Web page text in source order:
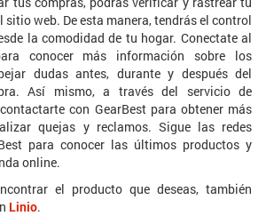
sitio web. De esta manera, tendrás el control
la comodidad de tu hogar. Conectate al
conocer más información sobre los
dudas antes, durante y después del
Así mismo, a través del servicio de
con GearBest para obtener más
quejas y reclamos. Sigue las redes
para conocer las últimos productos y
online.
el producto que deseas, también
Linio.